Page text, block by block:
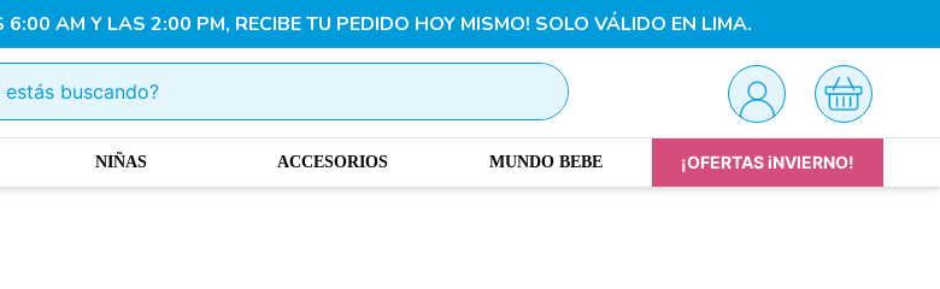
AM Y LAS 2:00 PM, RECIBE TU PEDIDO HOY MISMO! SOLO VÁLIDO EN LIMA.
NIÑAS ACCESORIOS MUNDO BEBE ¡OFERTAS iNVIERNO!